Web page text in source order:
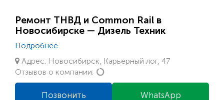
Ремонт ТНВД и Common Rail в
Новосибирске — Дизель Техник
Подробнее
Адрес: Новосибирск, Карьерный лог, 47
Отзывов о компании:
WhatsApp
Позвонить